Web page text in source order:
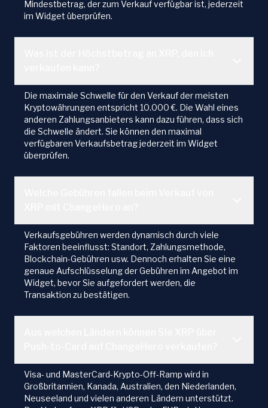
Mindestbetrag, der zum Verkauf verfügbar ist, jederzeit
im Widget überprüfen.
Die maximale Schwelle für den Verkauf der meisten
Kryptowährungen entspricht 10.000 €. Die Wahl eines
anderen Zahlungsanbieters kann dazu führen, dass sich
die Schwelle ändert. Sie können den maximal
verfügbaren Verkaufsbetrag jederzeit im Widget
überprüfen.
Verkaufsgebühren werden dynamisch durch viele
Faktoren beeinflusst: Standort, Zahlungsmethode,
Blockchain-Gebühren usw. Dennoch erhalten Sie eine
genaue Aufschlüsselung der Gebühren im Angebot im
Widget, bevor Sie aufgefordert werden, die
Transaktion zu bestätigen.
Visa- und MasterCard-Krypto-Off-Ramp wird in
Großbritannien, Kanada, Australien, den Niederlanden,
Neuseeland und vielen anderen Ländern unterstützt.